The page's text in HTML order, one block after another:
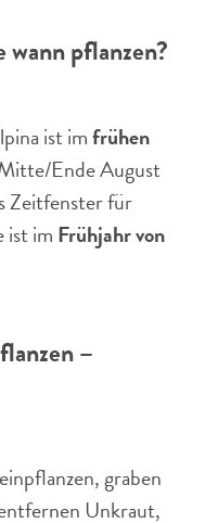
pflanzen?
ist imfrühen
Ende August
Zeitfenster für
ist imFrühjahr von
–
graben
Unkraut,